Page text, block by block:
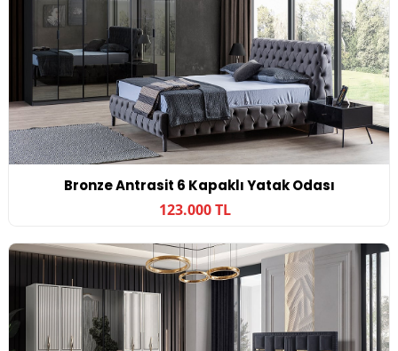
Bronze Antrasit 6 Kapaklı Yatak Odası
123.000 TL